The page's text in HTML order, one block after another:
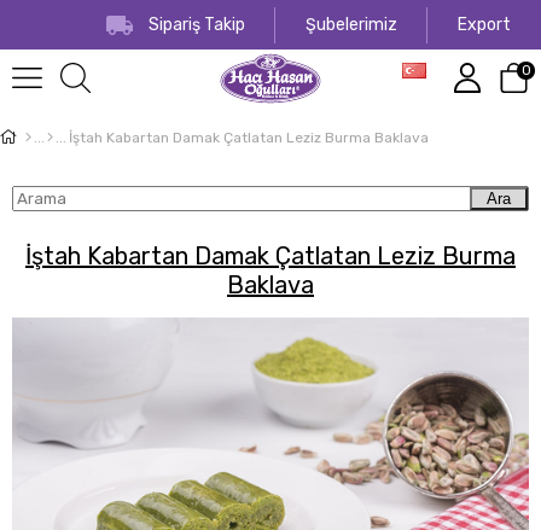
Export
Şubelerimiz
Sipariş Takip
0
İştah Kabartan Damak Çatlatan Leziz Burma Baklava
Ara
İştah Kabartan Damak Çatlatan Leziz Burma
Baklava